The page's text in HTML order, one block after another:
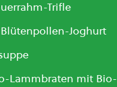
Trifle
Joghurt
Lammbraten mit Bio-